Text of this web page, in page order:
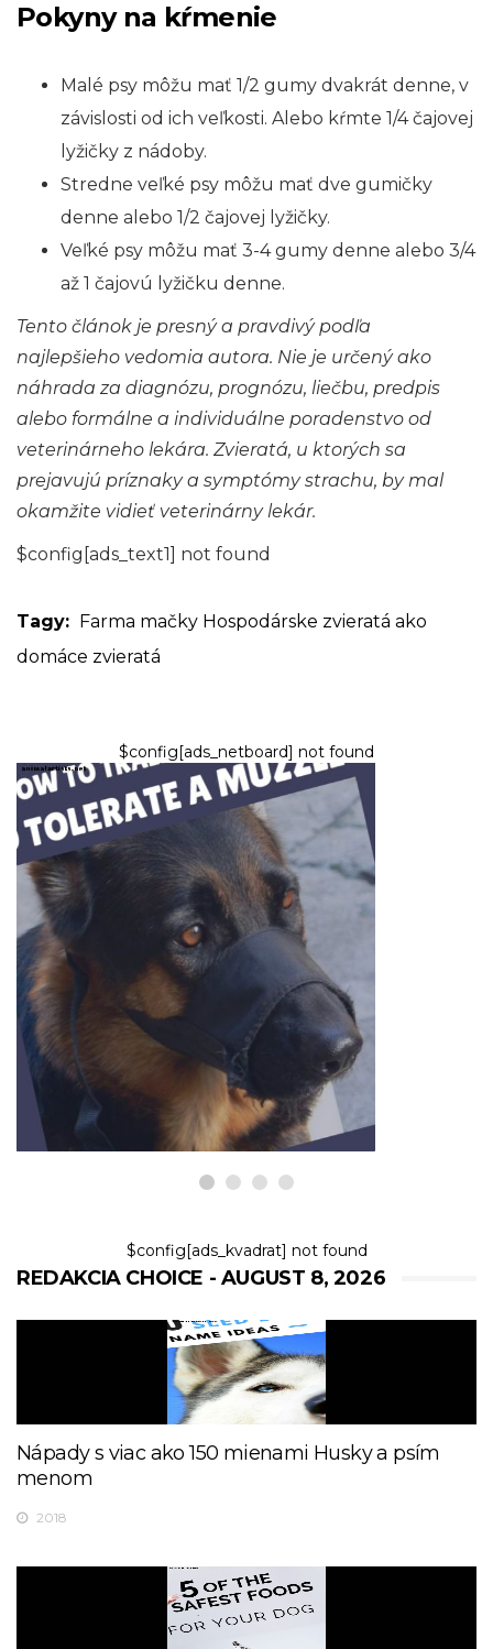
Pokyny na kŕmenie
Malé psy môžu mať 1/2 gumy dvakrát denne, v
závislosti od ich veľkosti. Alebo kŕmte 1/4 čajovej
lyžičky z nádoby.
Stredne veľké psy môžu mať dve gumičky
denne alebo 1/2 čajovej lyžičky.
Veľké psy môžu mať 3-4 gumy denne alebo 3/4
až 1 čajovú lyžičku denne.
Tento článok je presný a pravdivý podľa
najlepšieho vedomia autora. Nie je určený ako
náhrada za diagnózu, prognózu, liečbu, predpis
alebo formálne a individuálne poradenstvo od
veterinárneho lekára. Zvieratá, u ktorých sa
prejavujú príznaky a symptómy strachu, by mal
okamžite vidieť veterinárny lekár.
$config[ads_text1] not found
Tagy: Farma mačky Hospodárske zvieratá ako
domáce zvieratá
$config[ads_netboard] not found
PSY
Ako trénovať svojho psa, aby
nosil papuľa
8,2026
$config[ads_kvadrat] not found
REDAKCIA CHOICE - AUGUST 8, 2026
Nápady s viac ako 150 mienami Husky a psím
menom
2018